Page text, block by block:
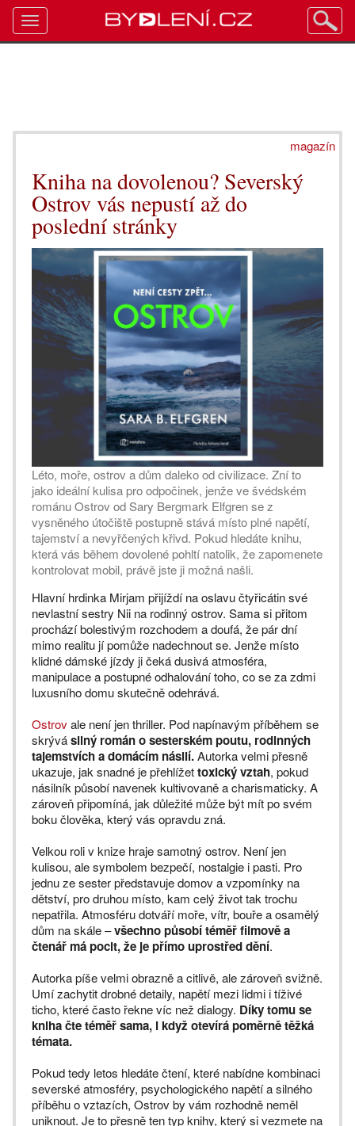
magazín
Kniha na dovolenou? Severský
Ostrov vás nepustí až do
poslední stránky
Léto, moře, ostrov a dům daleko od civilizace. Zní to
jako ideální kulisa pro odpočinek, jenže ve švédském
románu Ostrov od Sary Bergmark Elfgren se z
vysněného útočiště postupně stává místo plné napětí,
tajemství a nevyřčených křivd. Pokud hledáte knihu,
která vás během dovolené pohltí natolik, že zapomenete
kontrolovat mobil, právě jste ji možná našli.
Hlavní hrdinka Mirjam přijíždí na oslavu čtyřicátin své
nevlastní sestry Nii na rodinný ostrov. Sama si přitom
prochází bolestivým rozchodem a doufá, že pár dní
mimo realitu jí pomůže nadechnout se. Jenže místo
klidné dámské jízdy ji čeká dusivá atmosféra,
manipulace a postupné odhalování toho, co se za zdmi
luxusního domu skutečně odehrává.
Ostrovale není jen thriller. Pod napínavým příběhem se
skrývásilný román o sesterském poutu, rodinných
tajemstvích a domácím násilí.Autorka velmi přesně
ukazuje, jak snadné je přehlížettoxický vztah, pokud
násilník působí navenek kultivovaně a charismaticky. A
zároveň připomíná, jak důležité může být mít po svém
boku člověka, který vás opravdu zná.
Velkou roli v knize hraje samotný ostrov. Není jen
kulisou, ale symbolem bezpečí, nostalgie i pasti. Pro
jednu ze sester představuje domov a vzpomínky na
dětství, pro druhou místo, kam celý život tak trochu
nepatřila. Atmosféru dotváří moře, vítr, bouře a osamělý
dům na skále –všechno působí téměř filmově a
čtenář má pocit, že je přímo uprostřed dění.
Autorka píše velmi obrazně a citlivě, ale zároveň svižně.
Umí zachytit drobné detaily, napětí mezi lidmi i tíživé
ticho, které často řekne víc než dialogy. Díky tomu se
kniha čte téměř sama, i když otevírá poměrně těžká
témata.
Pokud tedy letos hledáte čtení, které nabídne kombinaci
severské atmosféry, psychologického napětí a silného
příběhu o vztazích, Ostrov by vám rozhodně neměl
uniknout. Je to přesně ten typ knihy, který si vezmete na
Toggle
navigation